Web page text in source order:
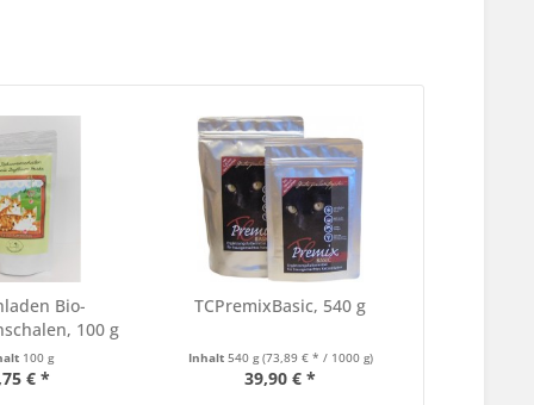
Bio-
100 g
003
100 g
€ *
TCPremixBasic, 540 g
Inhalt 540 g(73,89 € * / 1000 g)
39,90 € *